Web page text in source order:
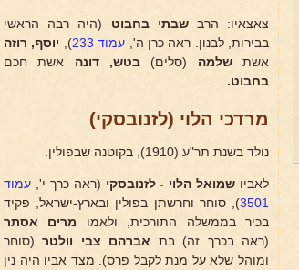
צאצאיו: הרבשבתי בחבוט (היה רבה הראשי
בבירות, לבנון. ראה כרן ה', עמוד 233 ),
יוסף, רוזה
אשתשלמה (סלים) בטש, דונה אשת חכם
בחבוט.
מרדכי הלוי (לזנובסקי)
נולד בשנת תר"ע (1910), בקוטנה שבפולין.
לאביו שמואל הלוי - לזנובסקי (ראה כרך י', עמוד
3501), סוחר וחרשתן בפולין ובארץ-ישראל, פקיד
בכיר בממשלה התורכית, ולאמו מרים אסתר
(ראה בכרך זה) בת אברהם צבי וולטר(סוחר
ומוהל שלא על מנת לקבל פרס). מצד אביו היה נין